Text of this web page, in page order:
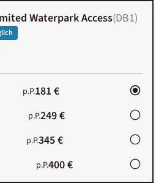
Waterpark Access(DB1)
p.P.181 €
p.P.249 €
p.P.345 €
p.P.400 €